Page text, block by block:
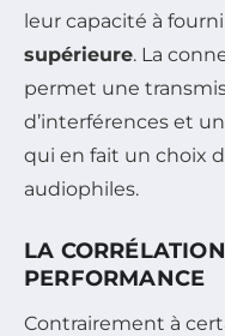
leur capacité à
supérieure. La
permet une
d’interférences et
qui en fait un choix
audiophiles.
LA
PERFORMANCE
Contrairement à